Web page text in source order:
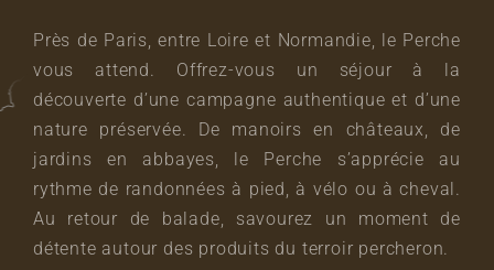
Près de Paris, entre Loire et Normandie, le Perche
vous attend. Offrez-vous un séjour à la
découverte d’une campagne authentique et d’une
nature préservée. De manoirs en châteaux, de
jardins en abbayes, le Perche s’apprécie au
rythme de randonnées à pied, à vélo ou à cheval.
Au retour de balade, savourez un moment de
détente autour des produits du terroir percheron.